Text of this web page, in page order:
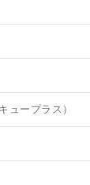
ュープラス）